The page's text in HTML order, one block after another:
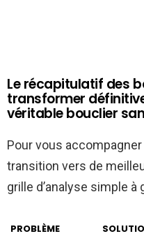
Le récapitulatif des
transformer
véritable bouclier
Pour vous
transition vers de
grille d’analyse simple à
PROBLÈME